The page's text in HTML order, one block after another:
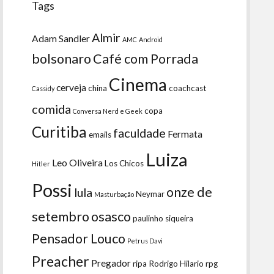
Tags
Adam Sandler Almir AMC Android
bolsonaroCafé com Porrada
Cassidy cervejachina Cinema coachcast
comida Conversa Nerd e Geek copa
Curitiba emails faculdade Fermata
Hitler Leo OliveiraLos Chicos Luiza
Possi lula Masturbação Neymar onze de
setembroosasco paulinho siqueira
Pensador Louco Petrus Davi
Preacher Pregadorripa Rodrigo Hilario rpg